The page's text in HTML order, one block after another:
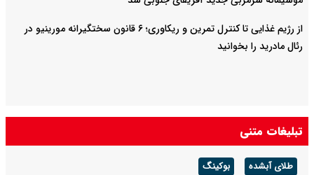
از رژیم غذایی تا کنترل تمرین و ریکاوری؛ ۶ قانون سختگیرانه مورینیو در
رئال مادرید را بخوانید
تبلیغات متنی
طلای آبشده بوکینگ